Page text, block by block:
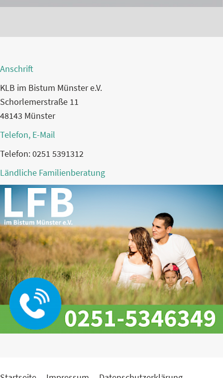
Anschrift
KLB im Bistum Münster e.V.
Schorlemerstraße 11
48143 Münster
Telefon, E-Mail
Telefon: 0251 5391312
Ländliche Familienberatung